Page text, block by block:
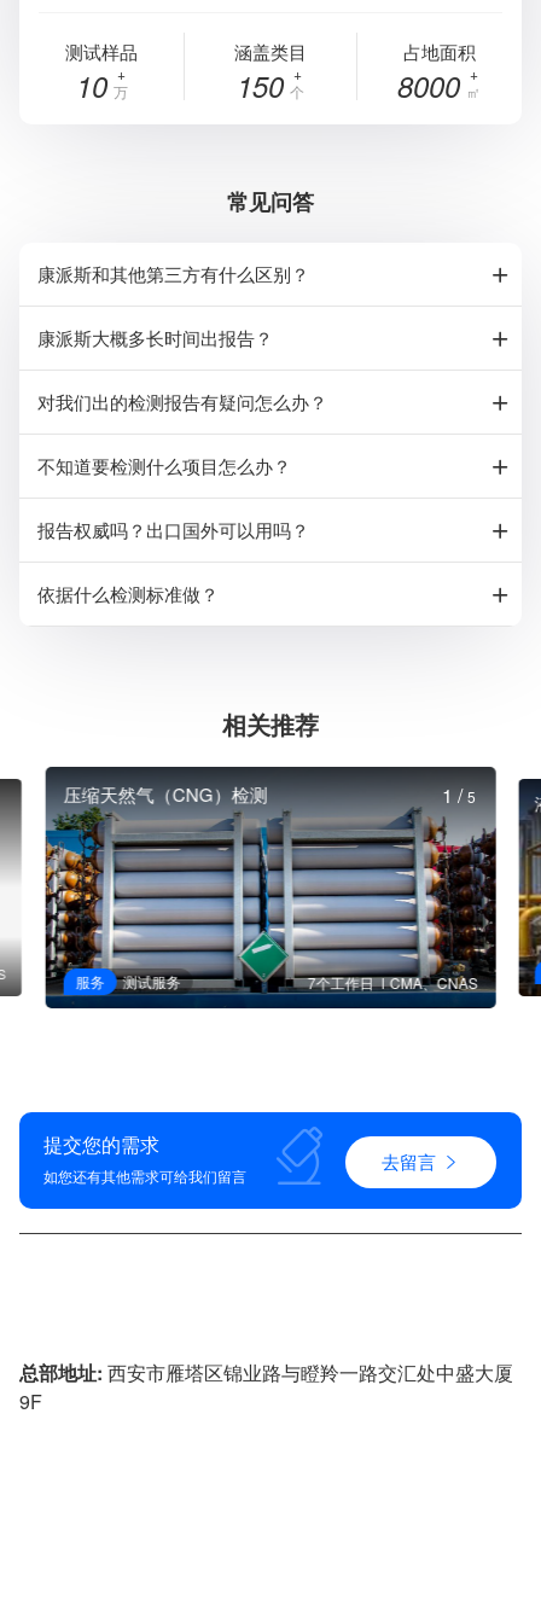
测试样品
10 万
涵盖类目
150 个
占地面积
8000 ㎡
常见问答
康派斯和其他第三方有什么区别？
康派斯大概多长时间出报告？
对我们出的检测报告有疑问怎么办？
不知道要检测什么项目怎么办？
报告权威吗？出口国外可以用吗？
依据什么检测标准做？
相关推荐
压缩天然气（CNG）检测
服务 测试服务 7个工作日 CMA、CNAS
1/5
提交您的需求
如您还有其他需求可给我们留言
去留言
总部地址: 西安市雁塔区锦业路与瞪羚一路交汇处中盛大厦
9F